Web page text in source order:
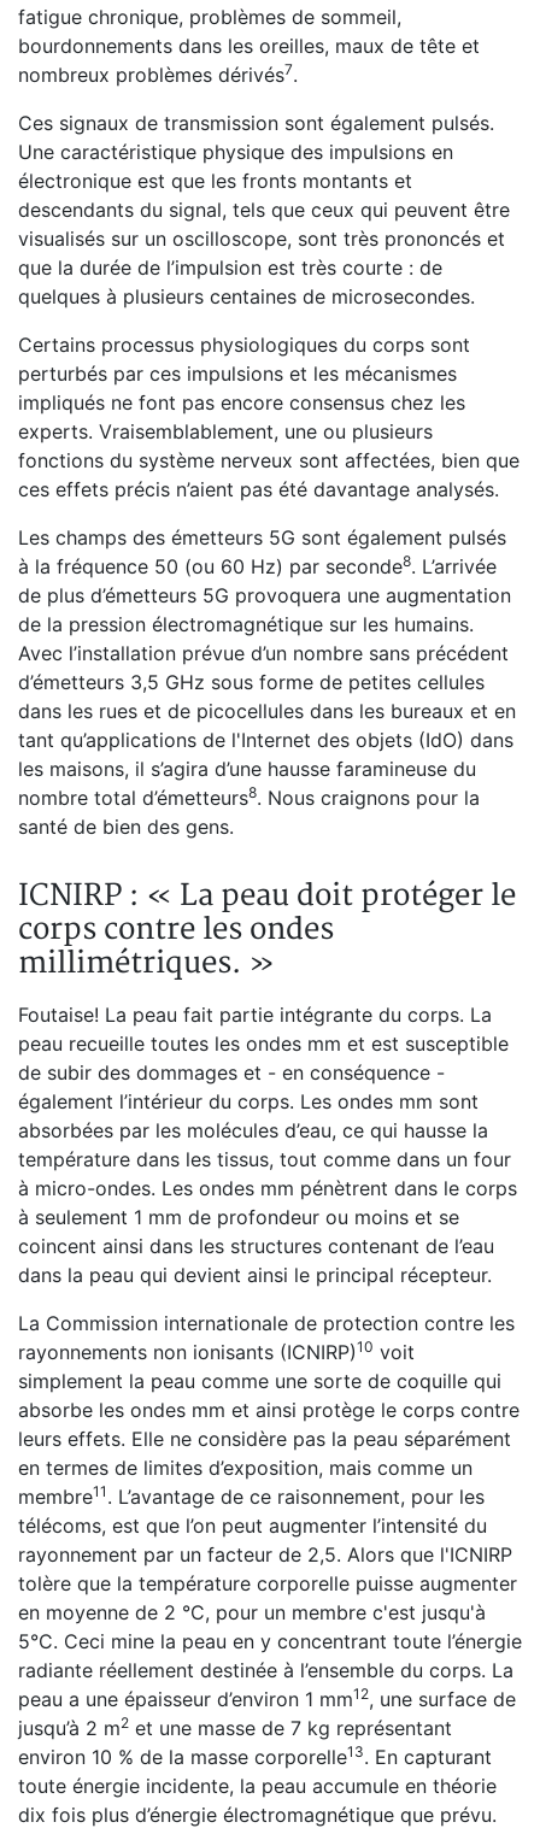
fatigue chronique, problèmes de sommeil,
bourdonnements dans les oreilles, maux de tête et
nombreux problèmes dérivés7.
Ces signaux de transmission sont également pulsés.
Une caractéristique physique des impulsions en
électronique est que les fronts montants et
descendants du signal, tels que ceux qui peuvent être
visualisés sur un oscilloscope, sont très prononcés et
que la durée de l’impulsion est très courte : de
quelques à plusieurs centaines de microsecondes.
Certains processus physiologiques du corps sont
perturbés par ces impulsions et les mécanismes
impliqués ne font pas encore consensus chez les
experts. Vraisemblablement, une ou plusieurs
fonctions du système nerveux sont affectées, bien que
ces effets précis n’aient pas été davantage analysés.
Les champs des émetteurs 5G sont également pulsés
à la fréquence 50 (ou 60 Hz) par seconde8. L’arrivée
de plus d’émetteurs 5G provoquera une augmentation
de la pression électromagnétique sur les humains.
Avec l’installation prévue d’un nombre sans précédent
d’émetteurs 3,5 GHz sous forme de petites cellules
dans les rues et de picocellules dans les bureaux et en
tant qu’applications de l'Internet des objets (IdO) dans
les maisons, il s’agira d’une hausse faramineuse du
nombre total d’émetteurs8. Nous craignons pour la
santé de bien des gens.
ICNIRP : « La peau doit protéger le
corps contre les ondes
millimétriques. »
Foutaise! La peau fait partie intégrante du corps. La
peau recueille toutes les ondes mm et est susceptible
de subir des dommages et - en conséquence -
également l’intérieur du corps. Les ondes mm sont
absorbées par les molécules d’eau, ce qui hausse la
température dans les tissus, tout comme dans un four
à micro-ondes. Les ondes mm pénètrent dans le corps
à seulement 1 mm de profondeur ou moins et se
coincent ainsi dans les structures contenant de l’eau
dans la peau qui devient ainsi le principal récepteur.
La Commission internationale de protection contre les
rayonnements non ionisants (ICNIRP)10 voit
simplement la peau comme une sorte de coquille qui
absorbe les ondes mm et ainsi protège le corps contre
leurs effets. Elle ne considère pas la peau séparément
en termes de limites d’exposition, mais comme un
membre11 . L’avantage de ce raisonnement, pour les
télécoms, est que l’on peut augmenter l’intensité du
rayonnement par un facteur de 2,5. Alors que l'ICNIRP
tolère que la température corporelle puisse augmenter
en moyenne de 2 °C, pour un membre c'est jusqu'à
5°C. Ceci mine la peau en y concentrant toute l’énergie
radiante réellement destinée à l’ensemble du corps. La
peau a une épaisseur d’environ 1 mm12, une surface de
jusqu’à 2 m2 et une masse de 7 kg représentant
environ 10 % de la masse corporelle13. En capturant
toute énergie incidente, la peau accumule en théorie
dix fois plus d’énergie électromagnétique que prévu.